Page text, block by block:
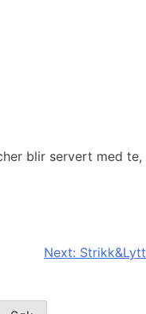
blir servert med te,
Next: Strikk&Lytt